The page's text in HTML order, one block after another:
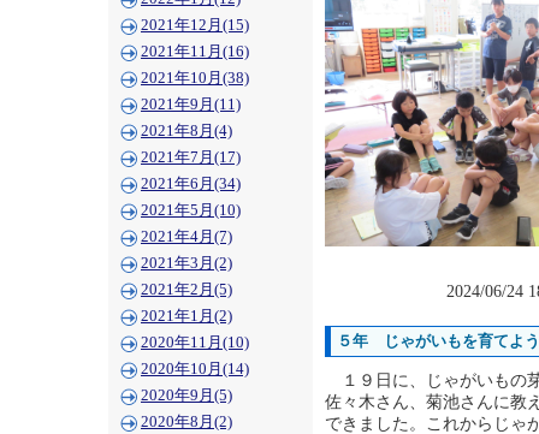
2021年12月(15)
2021年11月(16)
2021年10月(38)
2021年9月(11)
2021年8月(4)
2021年7月(17)
2021年6月(34)
2021年5月(10)
2021年4月(7)
2021年3月(2)
2021年2月(5)
2021年1月(2)
2020年11月(10)
2020年10月(14)
2020年9月(5)
2020年8月(2)
2024/06/24
５年 じゃがいもを育てよう
１９日に、じゃがいもの
佐々木さん、菊池さんに教
できました。これからじゃ